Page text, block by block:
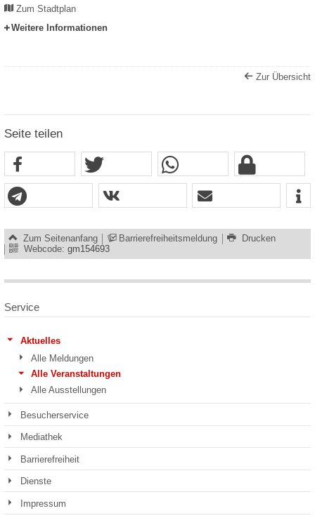
Zum Stadtplan
Weitere Informationen
Zur Übersicht
Seite teilen
Zum Seitenanfang Barrierefreiheitsmeldung
Drucken
Webcode: gm154693
Service
Aktuelles
Alle Meldungen
Alle Veranstaltungen
Alle Ausstellungen
Besucherservice
Mediathek
Barrierefreiheit
Dienste
Impressum